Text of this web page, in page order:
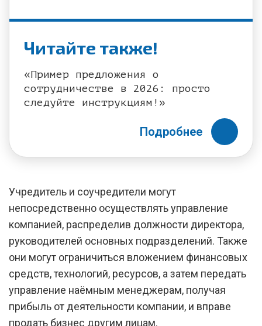
Читайте также!
«Пример предложения о
сотрудничестве в 2026: просто
следуйте инструкциям!»
Подробнее
Учредитель и соучредители могут
непосредственно осуществлять управление
компанией, распределив должности директора,
руководителей основных подразделений. Также
они могут ограничиться вложением финансовых
средств, технологий, ресурсов, а затем передать
управление наёмным менеджерам, получая
прибыль от деятельности компании, и вправе
продать бизнес другим лицам.